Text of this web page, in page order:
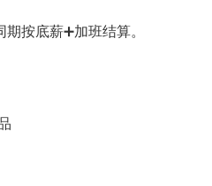
按底薪➕加班结算。